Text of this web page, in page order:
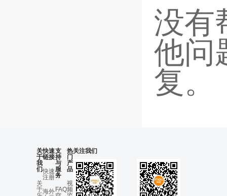
没有
他问
复。
关
于
我
们
关
于
快速
链接
快速
注册
海外
支
持
与
服
务
FAQ
热
门
产
品
视
频
关注我们